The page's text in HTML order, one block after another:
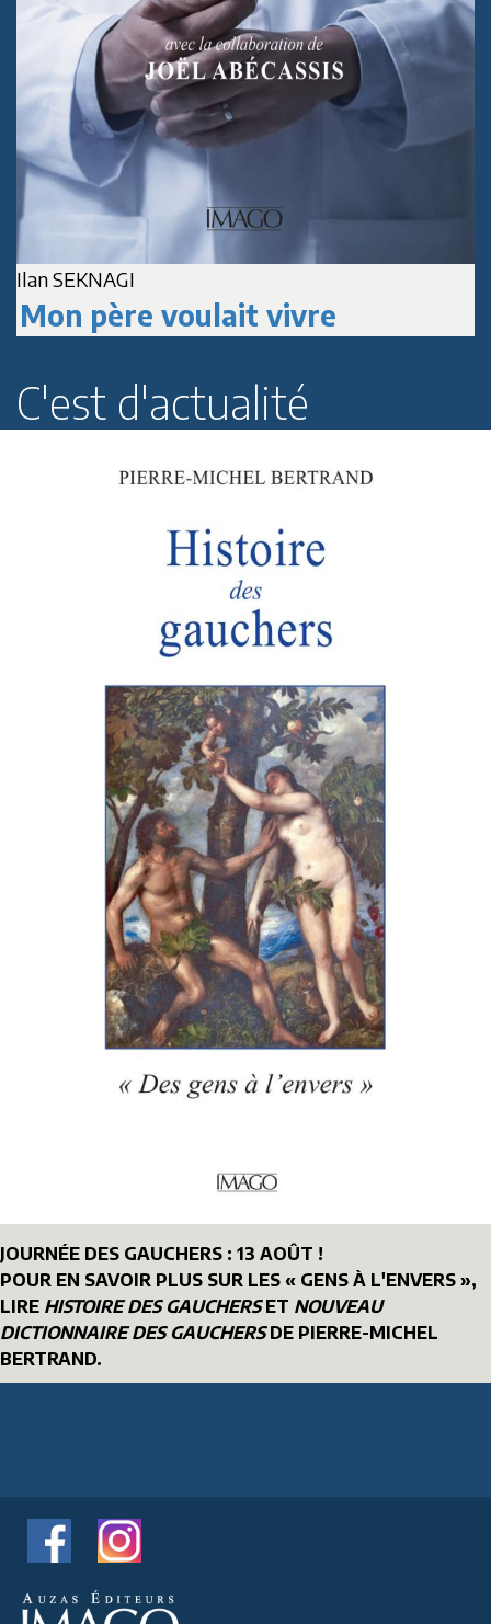
Ilan SEKNAGI
Mon père voulait vivre
C'est d'actualité
JOURNÉE DES GAUCHERS : 13 AOÛT !
POUR EN SAVOIR PLUS SUR LES « GENS À L'ENVERS »,
LIRE HISTOIRE DES GAUCHERSET NOUVEAU
DICTIONNAIRE DES GAUCHERSDE PIERRE-MICHEL
BERTRAND.